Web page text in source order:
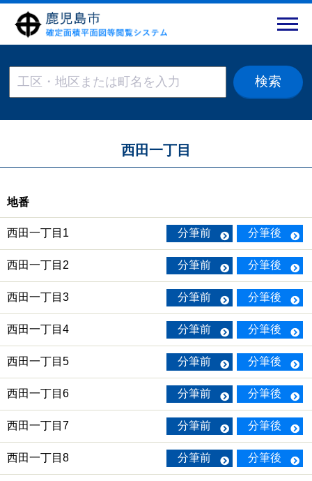
西田一丁目
地番
西田一丁目1 分筆前 分筆後
西田一丁目2 分筆前 分筆後
西田一丁目3 分筆前 分筆後
西田一丁目4 分筆前 分筆後
西田一丁目5 分筆前 分筆後
西田一丁目6 分筆前 分筆後
西田一丁目7 分筆前 分筆後
西田一丁目8 分筆前 分筆後